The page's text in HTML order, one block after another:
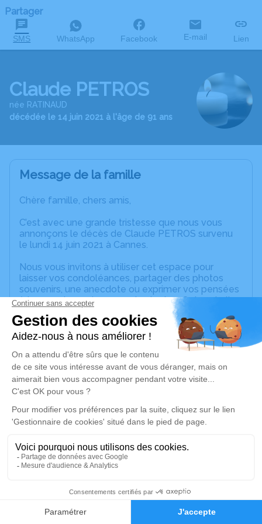
Faire-part Hommages
Partager
SMS WhatsApp Facebook E-mail Lien
Claude PETROS
née RATINAUD
décédée le 14 juin 2021 à l'âge de 91 ans
Message de la famille
Chère famille, chers amis,
C’est avec une grande tristesse que nous vous
annonçons le décès de Claude PETROS survenu
le lundi 14 juin 2021 à Cannes.
Nous vous invitons à utiliser cet espace pour
laisser vos condoléances, partager des photos
souvenirs, une anecdote ou exprimer vos pensées
à travers des poèmes ou des textes. Cet endroit
est un lieu d'expression dédié à honorer la
mémoire de Claude PETROS.
Un service de plantation d’arbre hommage est
disponible ici.
Cérémonie religieuse
Église Saint Jacques le Majeur de Mougins
Place De l'Eglise
Je rends hommage